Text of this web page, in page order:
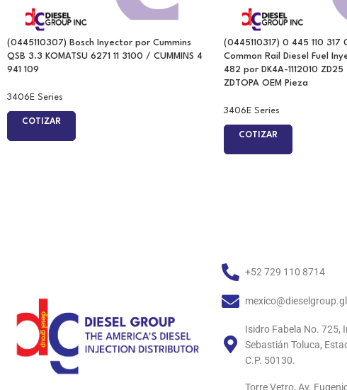
(0445110307) Bosch Inyector por Cummins
QSB 3.3 KOMATSU 6271 11 3100 / CUMMINS 4
941 109
3406E Series
COTIZAR
(0445110317) 0 445 110 317
Common Rail Diesel Fuel
482 por DK4A-1112010 ZD25
ZDTOPA OEM Pieza
3406E Series
COTIZAR
+52 729 110 8714
Isidro Fabela No. 725,
Sebastián Toluca,
C.P. 50130.
Torre Vetro, Av.